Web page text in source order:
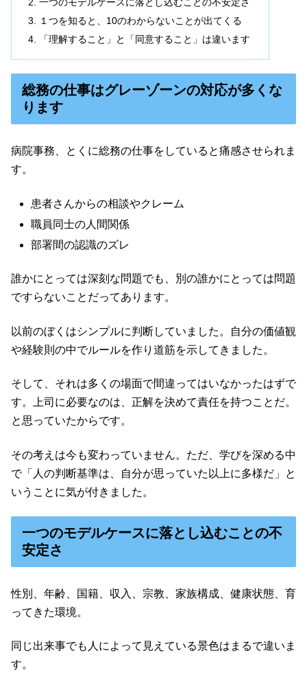
一つのモデルケースに落とし込むことの不安定さ
１つを知ると、10のわからないことが出てくる
「理解すること」と「同意すること」は違います
総務の仕事はグレーゾーンの対応が多くな
ります
病院事務、とくに総務の仕事をしていると痛感させられま
す。
患者さんからの相談やクレーム
職員同士の人間関係
部署間の認識のズレ
誰かにとっては深刻な問題でも、別の誰かにとっては問題
ですらないことだってあります。
以前のぼくはシンプルに判断していました。自分の価値観
や経験則の中でルールを作り道筋を示してきました。
そして、それは多くの場面で間違ってはいなかったはずで
す。上司に必要なのは、正解を決めて責任を持つことだ。
と思っていたからです。
その考えは今も変わっていません。ただ、学びを深める中
で「人の判断基準は、自分が思っていた以上に多様だ」と
いうことに気が付きました。
一つのモデルケースに落とし込むことの不
安定さ
性別、年齢、国籍、収入、宗教、家族構成、健康状態、育
ってきた環境。
同じ出来事でも人によって見えている景色はまるで違いま
す。